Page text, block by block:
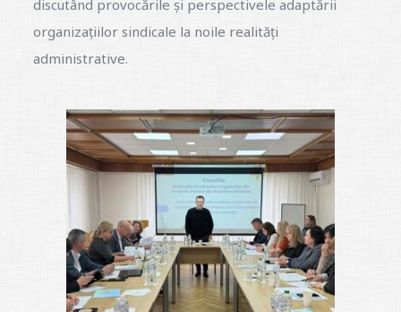
discutând provocările și perspectivele adaptării
organizațiilor sindicale la noile realități
administrative.